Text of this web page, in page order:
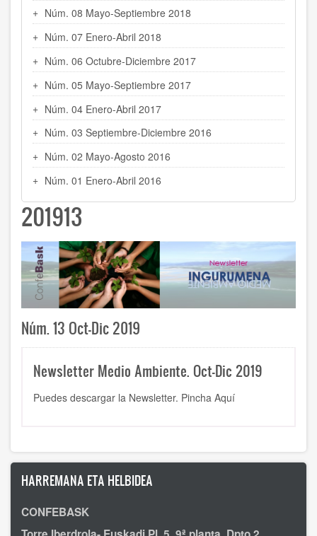
Núm. 08 Mayo-Septiembre 2018
Núm. 07 Enero-Abril 2018
Núm. 06 Octubre-Diciembre 2017
Núm. 05 Mayo-Septiembre 2017
Núm. 04 Enero-Abril 2017
Núm. 03 Septiembre-Diciembre 2016
Núm. 02 Mayo-Agosto 2016
Núm. 01 Enero-Abril 2016
201913
Núm. 13 Oct-Dic 2019
Newsletter Medio Ambiente. Oct-Dic 2019
Puedes descargar la Newsletter. Pincha Aquí
HARREMANA ETA HELBIDEA
CONFEBASK